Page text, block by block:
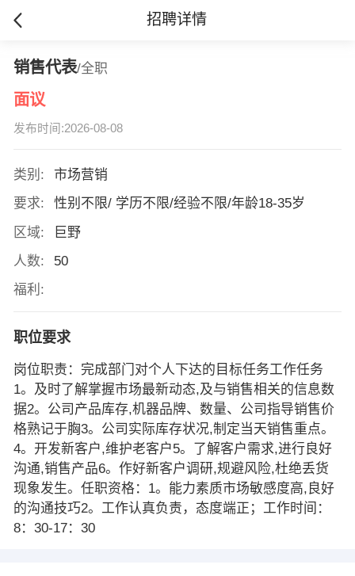
招聘详情
销售代表/全职
面议
发布时间:2026-08-08
类别:
市场营销
要求:
性别不限/ 学历不限/经验不限/年龄18-35岁
区域:
巨野
人数:
50
福利:
职位要求
岗位职责：完成部门对个人下达的目标任务工作任务
1。及时了解掌握市场最新动态,及与销售相关的信息数
据2。公司产品库存,机器品牌、数量、公司指导销售价
格熟记于胸3。公司实际库存状况,制定当天销售重点。
4。开发新客户,维护老客户5。了解客户需求,进行良好
沟通,销售产品6。作好新客户调研,规避风险,杜绝丢货
现象发生。任职资格：1。能力素质市场敏感度高,良好
的沟通技巧2。工作认真负责，态度端正；工作时间：
8：30-17：30